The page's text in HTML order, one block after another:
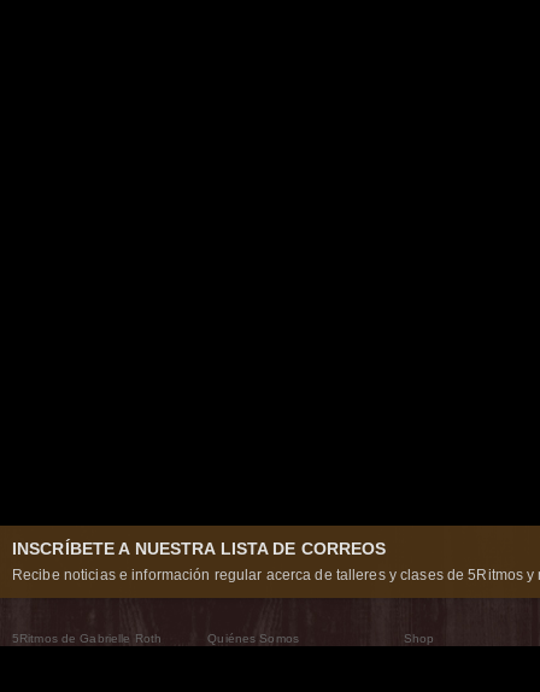
INSCRÍBETE A NUESTRA LISTA DE CORREOS
Recibe noticias e información regular acerca de talleres y clases de 5Ritmos y
5Ritmos de Gabrielle Roth
Quiénes Somos
Shop